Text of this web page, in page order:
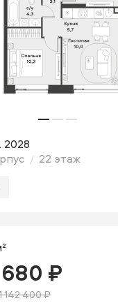
2028
22 этаж
₽
142 400 ₽